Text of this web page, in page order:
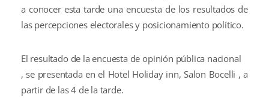
a conocer esta tarde una encuesta de los resultados de
las percepciones electorales y posicionamiento político.
El resultado de la encuesta de opinión pública nacional
, se presentada en el Hotel Holiday inn, Salon Bocelli , a
partir de las 4 de la tarde.